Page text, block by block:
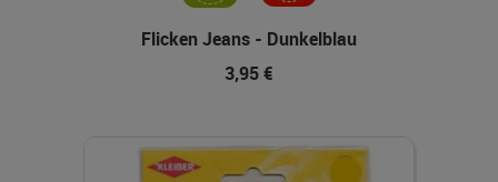
Flicken Jeans - Dunkelblau
3,95 €